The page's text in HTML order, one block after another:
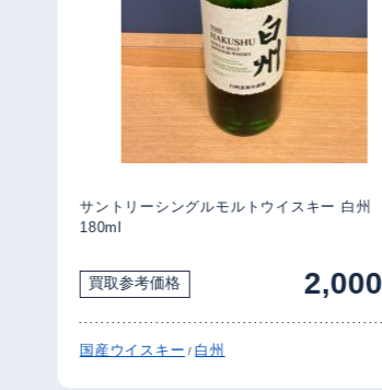
サントリーシングルモルトウイスキー 白州
180ml
買取参考価格 2,000
国産ウイスキー/ 白州